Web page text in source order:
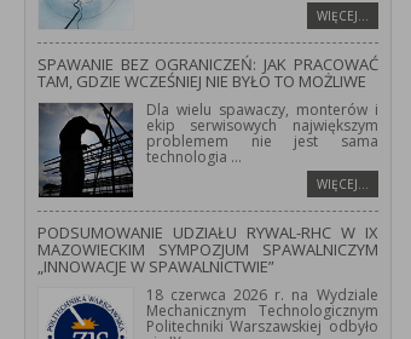
WIĘCEJ…
SPAWANIE BEZ OGRANICZEŃ: JAK PRACOWAĆ
TAM, GDZIE WCZEŚNIEJ NIE BYŁO TO MOŻLIWE
Dla wielu spawaczy, monterów i
ekip serwisowych największym
problemem nie jest sama
technologia ...
WIĘCEJ…
PODSUMOWANIE UDZIAŁU RYWAL-RHC W IX
MAZOWIECKIM SYMPOZJUM SPAWALNICZYM
„INNOWACJE W SPAWALNICTWIE”
18 czerwca 2026 r. na Wydziale
Mechanicznym Technologicznym
Politechniki Warszawskiej odbyło